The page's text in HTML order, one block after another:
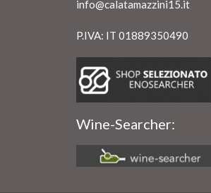
info@calatamazzini15.it
P.IVA: IT 01889350490
Wine-Searcher: